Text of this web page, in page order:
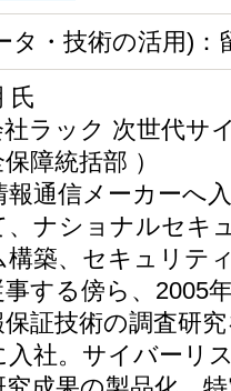
タ・技術の活用)：
氏
社ラック 次世代
障統括部 ）
報通信メーカーへ
、ナショナルセキ
構築、セキュリテ
する傍ら、2005
保証技術の調査研
入社。サイバーリ